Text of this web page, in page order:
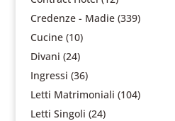
Credenze - Madie (339)
Cucine (10)
Divani (24)
Ingressi (36)
Letti Matrimoniali (104)
Letti Singoli (24)